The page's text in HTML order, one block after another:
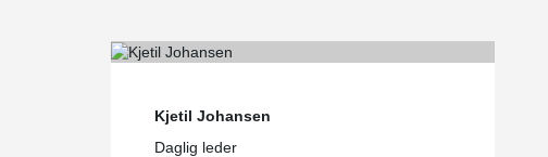
Kjetil Johansen
Daglig leder